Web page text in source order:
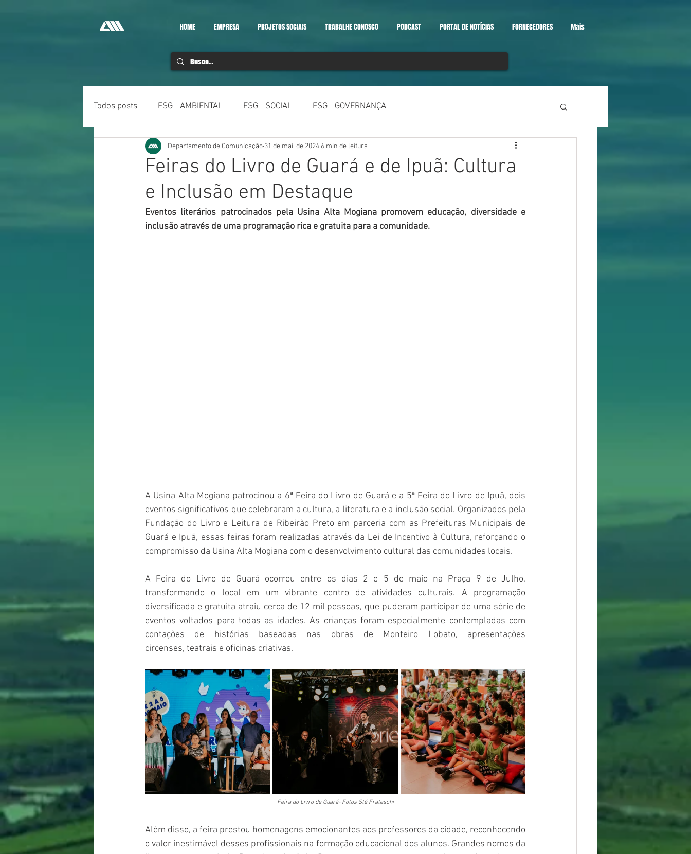
HOME EMPRESA PROJETOS SOCIAIS TRABALHE CONOSCO PODCAST PORTAL DE NOTÍCIAS FORNECEDORES Mais
Todos posts ESG - AMBIENTAL ESG - SOCIAL ESG - GOVERNANÇA
Feiras do Livro de Guará e de Ipuã: Cultura
e Inclusão em Destaque
Departamento de Comunicação 31 de mai. de 2024 6 min de leitura
Eventos literários patrocinados pela Usina Alta Mogiana promovem educação, diversidade e
inclusão através de uma programação rica e gratuita para a comunidade.
A Usina Alta Mogiana patrocinou a 6ª Feira do Livro de Guará e a 5ª Feira do Livro de Ipuã, dois
eventos significativos que celebraram a cultura, a literatura e a inclusão social. Organizados pela
Fundação do Livro e Leitura de Ribeirão Preto em parceria com as Prefeituras Municipais de
Guará e Ipuã, essas feiras foram realizadas através da Lei de Incentivo à Cultura, reforçando o
compromisso da Usina Alta Mogiana com o desenvolvimento cultural das comunidades locais.
A Feira do Livro de Guará ocorreu entre os dias 2 e 5 de maio na Praça 9 de Julho,
transformando o local em um vibrante centro de atividades culturais. A programação
diversificada e gratuita atraiu cerca de 12 mil pessoas, que puderam participar de uma série de
eventos voltados para todas as idades. As crianças foram especialmente contempladas com
contações de histórias baseadas nas obras de Monteiro Lobato, apresentações
circenses, teatrais e oficinas criativas.
Feira do Livro de Guará- Fotos Sté Frateschi
Além disso, a feira prestou homenagens emocionantes aos professores da cidade, reconhecendo
o valor inestimável desses profissionais na formação educacional dos alunos. Grandes nomes da